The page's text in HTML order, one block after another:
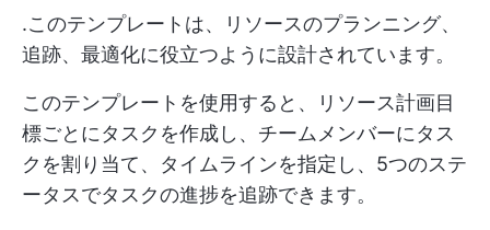
.このテンプレートは、リソースのプランニング、
追跡、最適化に役立つように設計されています。
このテンプレートを使用すると、リソース計画目
標ごとにタスクを作成し、チームメンバーにタス
クを割り当て、タイムラインを指定し、5つのステ
ータスでタスクの進捗を追跡できます。